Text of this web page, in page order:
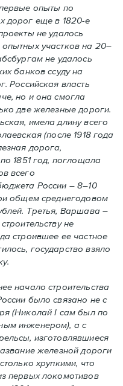
опыты по
дорог еще в 1820-е
не удалось
участков на 20–
не удалось
банков ссуду на
Российская власть
но и она смогла
две железные дороги.
имела длину всего
(после 1918 года
дорога,
1851 год, поглощала
всего
России – 8–10
общем среднегодовом
Третья, Варшава –
не
строившее ее частное
государство взяло
начало строительства
было связано не с
(Николай I сам был по
инженером), а с
изготовлявшиеся
железной дороги
хрупкими, что
первых локомотивов